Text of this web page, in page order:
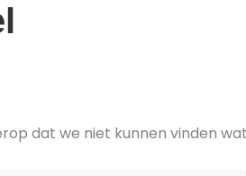
dat we niet kunnen vinden